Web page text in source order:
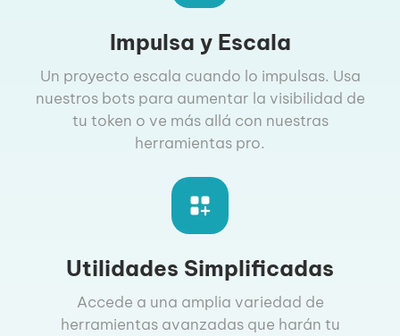
Impulsa y Escala
Un proyecto escala cuando lo impulsas. Usa
nuestros bots para aumentar la visibilidad de
tu token o ve más allá con nuestras
herramientas pro.
Utilidades Simplificadas
Accede a una amplia variedad de
herramientas avanzadas que harán tu